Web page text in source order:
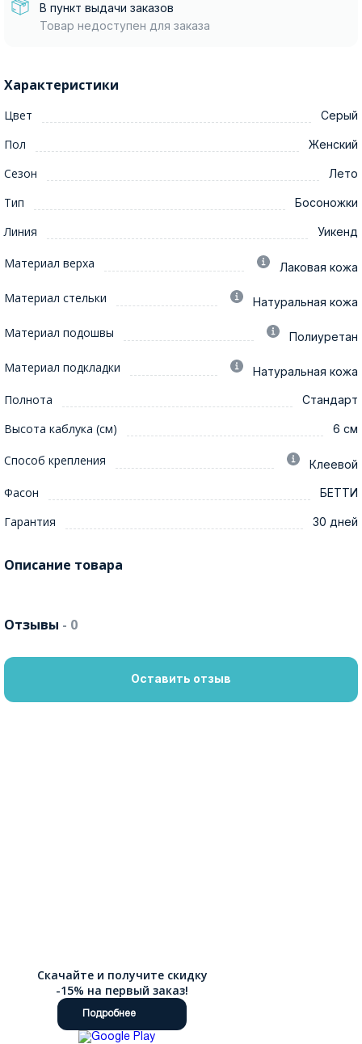
В пункт выдачи заказов
Товар недоступен для заказа
Характеристики
Цвет Серый
Пол Женский
Сезон Лето
Тип Босоножки
Линия Уикенд
Материал верха Лаковая кожа
Материал стельки Натуральная кожа
Материал подошвы Полиуретан
Материал подкладки Натуральная кожа
Полнота Стандарт
Высота каблука (см) 6 см
Способ крепления Клеевой
Фасон БЕТТИ
Гарантия 30 дней
Описание товара
Отзывы - 0
Оставить отзыв
Скачайте и получите скидку
-15% на первый заказ!
Подробнее